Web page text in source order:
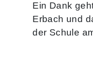
Ein Dank
Erbach und
der Schule